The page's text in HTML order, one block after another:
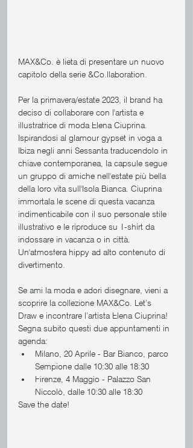
MAX&Co. è lieta di presentare un nuovo
capitolo della serie &Co.llaboration.
Per la primavera/estate 2023, il brand ha
deciso di collaborare con l'artista e
illustratrice di moda Elena Ciuprina.
Ispirandosi al glamour gypset in voga a
Ibiza negli anni Sessanta traducendolo in
chiave contemporanea, la capsule segue
un gruppo di amiche nell'estate più bella
della loro vita sull'Isola Bianca. Ciuprina
immortala le scene di questa vacanza
indimenticabile con il suo personale stile
illustrativo e le riproduce su T-shirt da
indossare in vacanza o in città.
Un'atmosfera hippy ad alto contenuto di
divertimento.
Se ami la moda e adori disegnare, vieni a
scoprire la collezione MAX&Co. Let’s
Draw e incontrare l’artista Elena Ciuprina!
Segna subito questi due appuntamenti in
agenda:
Milano, 20 Aprile - Bar Bianco, parco
Sempione dalle 10:30 alle 18:30
Firenze, 4 Maggio - Palazzo San
Niccolò, dalle 10:30 alle 18:30
Save the date!